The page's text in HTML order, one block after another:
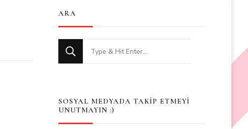
ARA
Looking
for
SOSYAL MEDYADA TAKİP ETMEYİ
UNUTMAYIN :)